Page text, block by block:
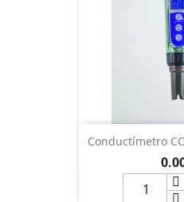
Conductímetro